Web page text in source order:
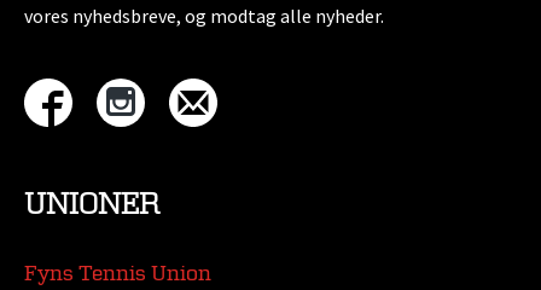
vores nyhedsbreve, og modtag alle nyheder.
UNIONER
Fyns Tennis Union